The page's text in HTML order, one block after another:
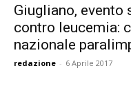
Giugliano,
contro leucemia:
nazionale
redazione - 6 Aprile 2017